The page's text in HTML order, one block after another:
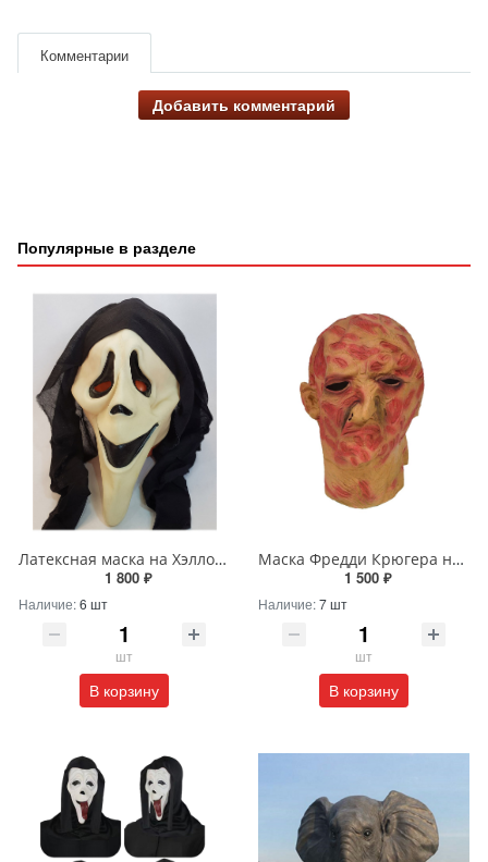
Комментарии
Добавить комментарий
Популярные в разделе
Латексная маска на Хэллоуин - «Крик»
1 800 ₽
Наличие:6 шт
шт
В корзину
Маска Фредди Крюгера на Хэллоуин
1 500 ₽
Наличие:7 шт
шт
В корзину